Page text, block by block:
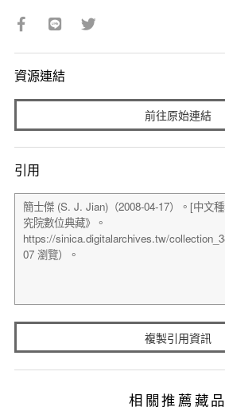
資源連結
前往原始連結
引用
複製引用資訊
相關推薦藏品